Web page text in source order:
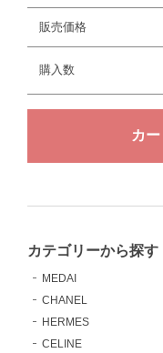
販売価格
購入数
カテゴリーから探す
MEDAI
CHANEL
HERMES
CELINE